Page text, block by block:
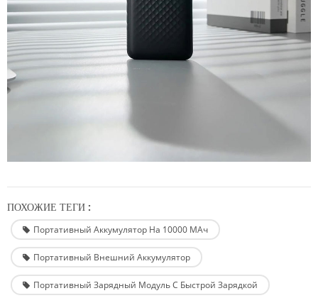
ПОХОЖИЕ ТЕГИ :
Портативный Аккумулятор На 10000 МАч
Портативный Внешний Аккумулятор
Портативный Зарядный Модуль С Быстрой Зарядкой